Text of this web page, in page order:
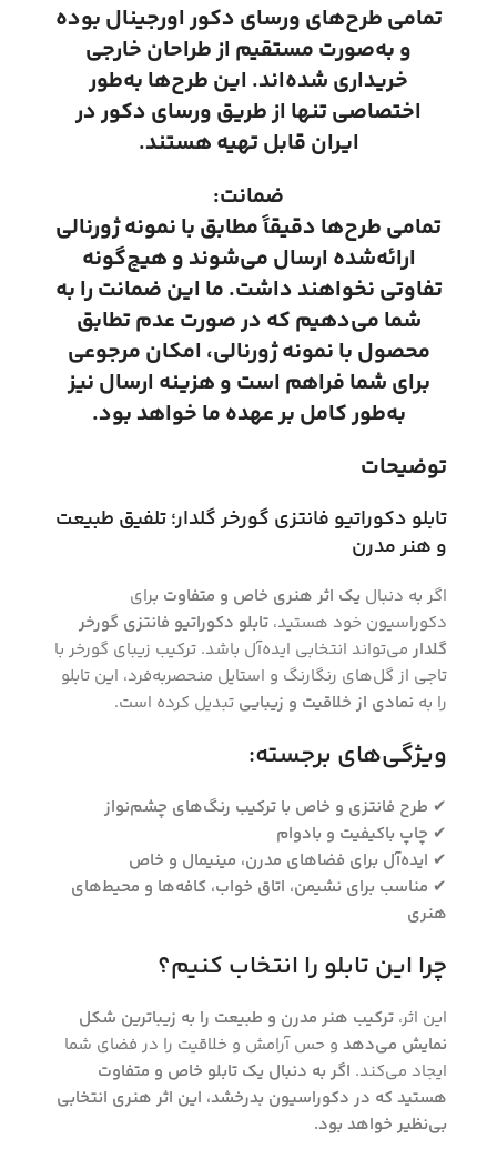
تمامی طرح‌های ورسای دکور اورجینال بوده
و به‌صورت مستقیم از طراحان خارجی
خریداری شده‌اند. این طرح‌ها به‌طور
اختصاصی تنها از طریق ورسای دکور در
ایران قابل تهیه هستند.
ضمانت:
تمامی طرح‌ها دقیقاً مطابق با نمونه ژورنالی
ارائه‌شده ارسال می‌شوند و هیچ‌گونه
تفاوتی نخواهند داشت. ما این ضمانت را به
شما می‌دهیم که در صورت عدم تطابق
محصول با نمونه ژورنالی، امکان مرجوعی
برای شما فراهم است و هزینه ارسال نیز
به‌طور کامل بر عهده ما خواهد بود.
توضیحات
تابلو دکوراتیو فانتزی گورخر گلدار؛ تلفیق طبیعت
و هنر مدرن
اگر به دنبال یک اثر هنری خاص و متفاوت برای
دکوراسیون خود هستید، تابلو دکوراتیو فانتزی گورخر
گلدار می‌تواند انتخابی ایده‌آل باشد. ترکیب زیبای گورخر با
تاجی از گل‌های رنگارنگ و استایل منحصر‌به‌فرد، این تابلو
را به نمادی از خلاقیت و زیبایی تبدیل کرده است.
ویژگی‌های برجسته:
✔ طرح فانتزی و خاص با ترکیب رنگ‌های چشم‌نواز
✔ چاپ باکیفیت و بادوام
✔ ایده‌آل برای فضاهای مدرن، مینیمال و خاص
✔ مناسب برای نشیمن، اتاق خواب، کافه‌ها و محیط‌های
هنری
چرا این تابلو را انتخاب کنیم؟
این اثر، ترکیب هنر مدرن و طبیعت را به زیباترین شکل
نمایش می‌دهد و حس آرامش و خلاقیت را در فضای شما
ایجاد می‌کند. اگر به دنبال یک تابلو خاص و متفاوت
هستید که در دکوراسیون بدرخشد، این اثر هنری انتخابی
بی‌نظیر خواهد بود.